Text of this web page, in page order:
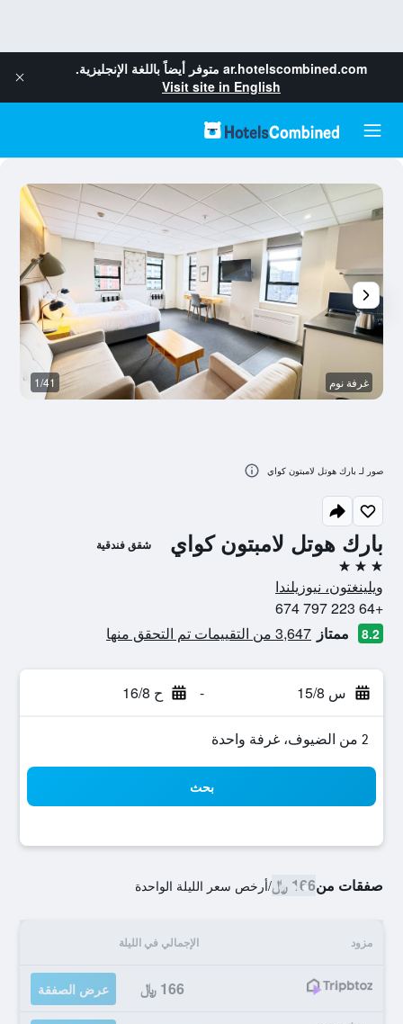
ar.hotelscombined.com متوفر أيضاً باللغة الإنجليزية.
Visit site in English
بارك هوتل لامبتون كواي شقق فندقية
3 نجوم
ويلينغتون، نيوزيلندا
+64 223 797 674
8.2 ممتاز 3,647 من التقييمات تم التحقق منها
س 15/8 - ح 16/8
2 من الضيوف، غرفة واحدة
بحث
صفقات من166 ﷼ /أرخص سعر الليلة الواحدة
مزود الإجمالي في الليلة
166 ﷼ عرض الصفقة
غرفة نوم 1/41
صور لـ بارك هوتل لامبتون كواي